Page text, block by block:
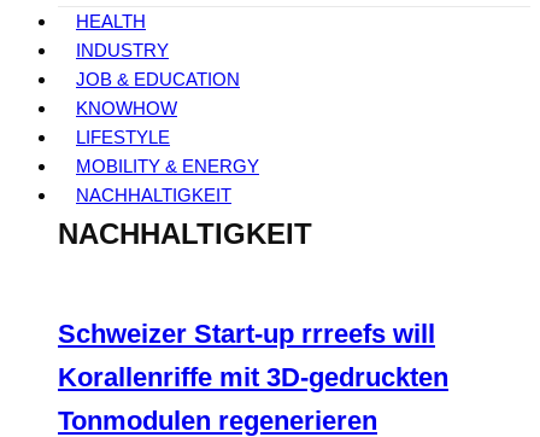
HEALTH
INDUSTRY
JOB & EDUCATION
KNOWHOW
LIFESTYLE
MOBILITY & ENERGY
NACHHALTIGKEIT
NACHHALTIGKEIT
Schweizer Start-up rrreefs will
Korallenriffe mit 3D-gedruckten
Tonmodulen regenerieren